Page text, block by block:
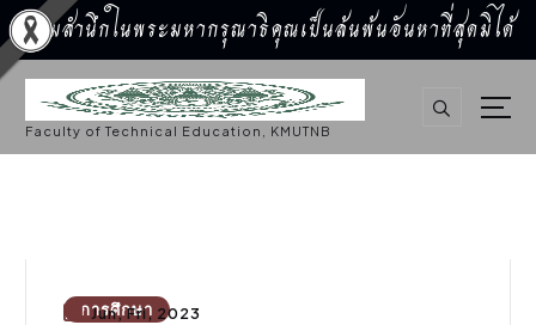
น้อมสำนึกในพระมหากรุณาธิคุณเป็นล้นพ้นอันหาที่สุดมิได้
S
k
o
Faculty of Technical Education, KMUTNB
การศึกษา
Jun, Fri, 2023